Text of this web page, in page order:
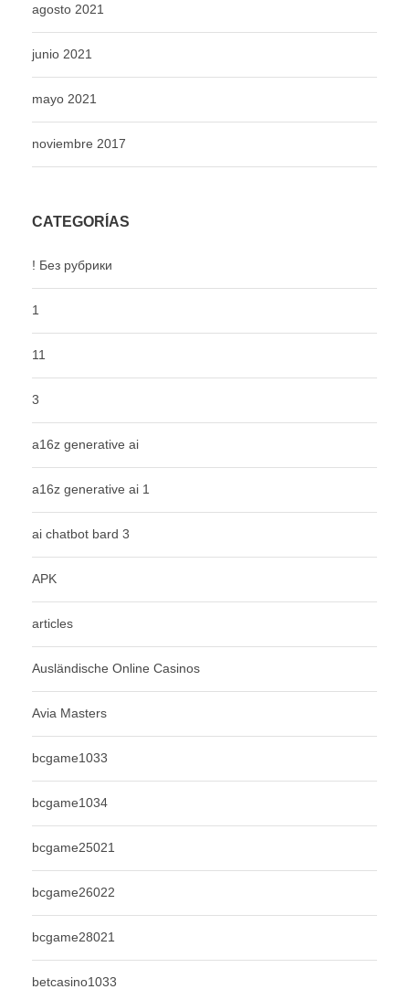
agosto 2021
junio 2021
mayo 2021
noviembre 2017
CATEGORÍAS
! Без рубрики
1
11
3
a16z generative ai
a16z generative ai 1
ai chatbot bard 3
APK
articles
Ausländische Online Casinos
Avia Masters
bcgame1033
bcgame1034
bcgame25021
bcgame26022
bcgame28021
betcasino1033